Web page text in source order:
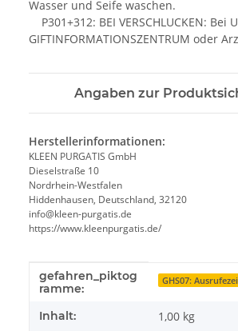
Wasser und Seife waschen.
P301+312: BEI VERSCHLUCKEN: Bei
GIFTINFORMATIONSZENTRUM oder
Angaben zur
Herstellerinformationen:
KLEEN PURGATIS GmbH
Dieselstraße 10
Nordrhein-Westfalen
Hiddenhausen, Deutschland, 32120
info@kleen-purgatis.de
https://www.kleenpurgatis.de/
Produkteigenschaft
Wert
gefahren_piktog
ramme:
GHS07:
Inhalt: 1,00 kg